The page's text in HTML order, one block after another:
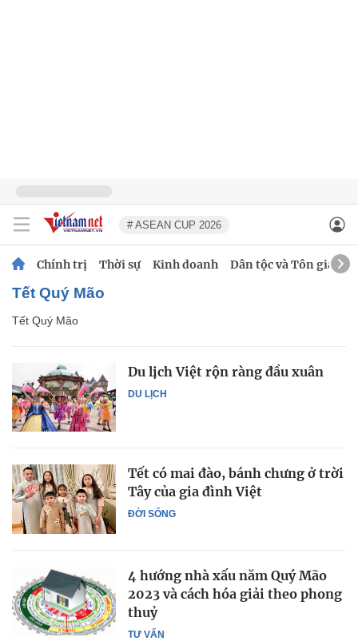
# ASEAN CUP 2026
Chính trị Thời sự Kinh doanh Dân tộc và Tôn giáo
Tết Quý Mão
Tết Quý Mão
DU LỊCH
Du lịch Việt rộn ràng đầu xuân
ĐỜI SỐNG
Tết có mai đào, bánh chưng ở trời
Tây của gia đình Việt
TƯ VẤN
4 hướng nhà xấu năm Quý Mão
2023 và cách hóa giải theo phong
thuỷ